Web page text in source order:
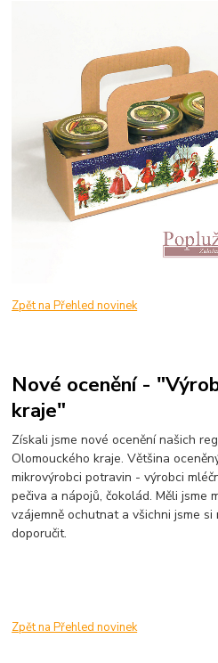
Zpět na Přehled novinek
Nové ocenění -
kraje"
Získali jsme nové ocenění našich
Olomouckého kraje. Většina
mikrovýrobci potravin - výrobci
pečiva a nápojů, čokolád. Měli jsme
vzájemně ochutnat a všichni jsme
doporučit.
Zpět na Přehled novinek